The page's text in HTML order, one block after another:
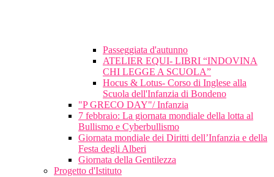
Passeggiata d'autunno
ATELIER EQUI- LIBRI “INDOVINA
CHI LEGGE A SCUOLA”
Hocus & Lotus- Corso di Inglese alla
Scuola dell'Infanzia di Bondeno
"P GRECO DAY"/ Infanzia
7 febbraio: La giornata mondiale della lotta al
Bullismo e Cyberbullismo
Giornata mondiale dei Diritti dell’Infanzia e della
Festa degli Alberi
Giornata della Gentilezza
Progetto d'Istituto